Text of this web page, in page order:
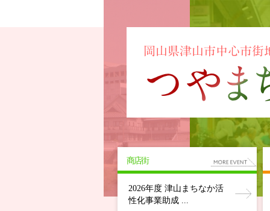
商店街
2026年度 津山まちなか活
性化事業助成 ...